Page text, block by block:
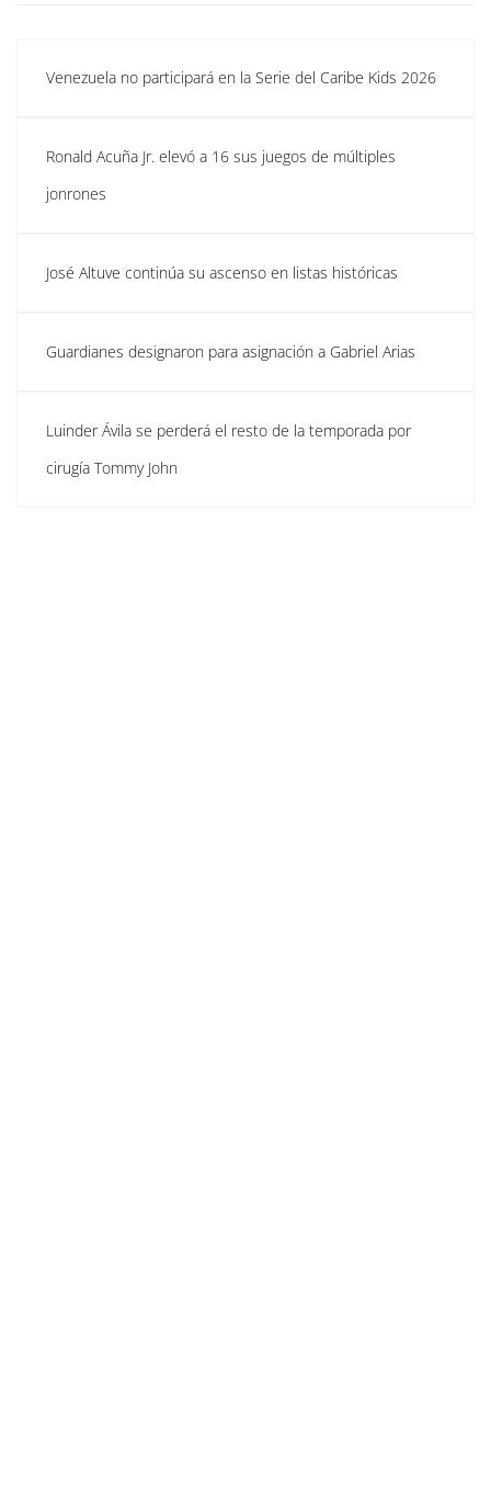
Venezuela no participará en la Serie del Caribe Kids 2026
Ronald Acuña Jr. elevó a 16 sus juegos de múltiples
jonrones
José Altuve continúa su ascenso en listas históricas
Guardianes designaron para asignación a Gabriel Arias
Luinder Ávila se perderá el resto de la temporada por
cirugía Tommy John